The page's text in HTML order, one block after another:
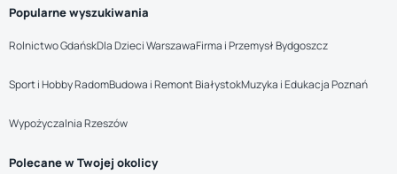
Popularne wyszukiwania
Rolnictwo GdańskDla Dzieci WarszawaFirma i Przemysł Bydgoszcz
Sport i Hobby RadomBudowa i Remont BiałystokMuzyka i Edukacja Poznań
Wypożyczalnia Rzeszów
Polecane w Twojej okolicy